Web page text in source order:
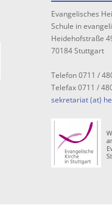
Evangelisches
Schule in
Heidehofstraße
70184 Stuttgart
Telefon 0711 /
Telefax 0711 /
sekretariat (at)